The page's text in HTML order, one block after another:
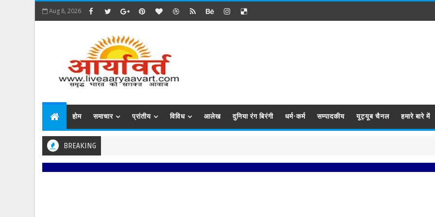
Aug 8, 2026
होम समाचार प्रांतीय विविध आलेख दुनिया रंग बिरंगी धर्म-कर्म सम्पादकीय यूट्यूब चैनल हमारे बारे में
BREAKING